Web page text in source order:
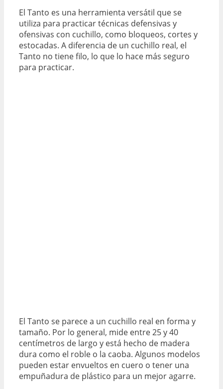
El Tanto es una herramienta versátil que se
utiliza para practicar técnicas defensivas y
ofensivas con cuchillo, como bloqueos, cortes y
estocadas. A diferencia de un cuchillo real, el
Tanto no tiene filo, lo que lo hace más seguro
para practicar.
El Tanto se parece a un cuchillo real en forma y
tamaño. Por lo general, mide entre 25 y 40
centímetros de largo y está hecho de madera
dura como el roble o la caoba. Algunos modelos
pueden estar envueltos en cuero o tener una
empuñadura de plástico para un mejor agarre.